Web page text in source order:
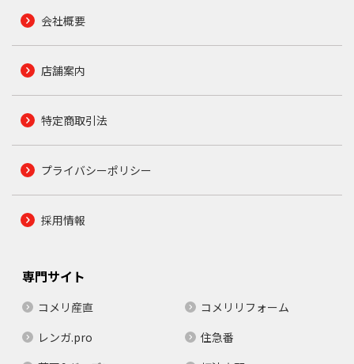
会社概要
店舗案内
特定商取引法
プライバシーポリシー
採用情報
専門サイト
コメリ産直
コメリリフォーム
レンガ.pro
住急番